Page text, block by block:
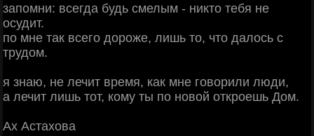
запомни: всегда будь смелым - никто тебя не
осудит.
по мне так всего дороже, лишь то, что далось с
трудом.
я знаю, не лечит время, как мне говорили люди,
а лечит лишь тот, кому ты по новой откроешь Дом.
Ах Астахова